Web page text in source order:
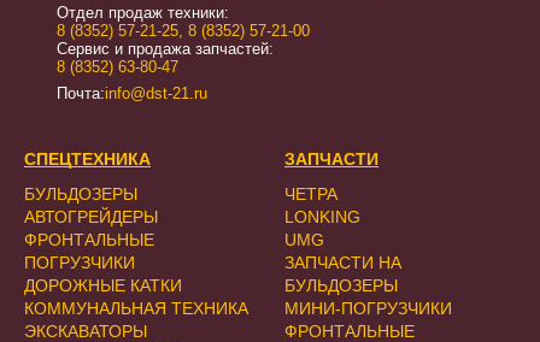
Отдел продаж техники:
8 (8352) 57-21-25 8 (8352) 57-21-00
Сервис и продажа запчастей:
8 (8352) 63-80-47
Почта:info@dst-21.ru
СПЕЦТЕХНИКА
БУЛЬДОЗЕРЫ
АВТОГРЕЙДЕРЫ
ФРОНТАЛЬНЫЕ
ПОГРУЗЧИКИ
ДОРОЖНЫЕ КАТКИ
КОММУНАЛЬНАЯ ТЕХНИКА
ЭКСКАВАТОРЫ
ЗАПЧАСТИ
ЧЕТРА
LONKING
UMG
ЗАПЧАСТИ НА
БУЛЬДОЗЕРЫ
МИНИ-ПОГРУЗЧИКИ
ФРОНТАЛЬНЫЕ